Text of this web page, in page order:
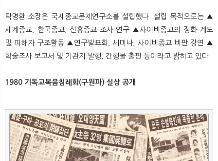
탁명환 소장은 국제종교문제연구소를 설립했다. 설립 목적으로는 ▲
세계종교, 한국종교, 신흥종교 조사 연구 ▲사이비종교의 정화 계도
및 피해자 구조활동 ▲연구발표회, 세미나, 사이비종교 비판 강연 ▲
학술조사 보고서 및 기관지 발행, 간행물 출판 등이라고 밝히고 있다.
1980 기독교복음침례회(구원파) 실상 공개